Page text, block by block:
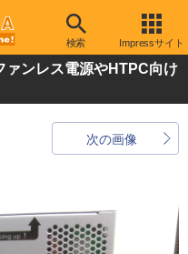
検索 Impressサイト
ンレス電源やHTPC向け
次の画像